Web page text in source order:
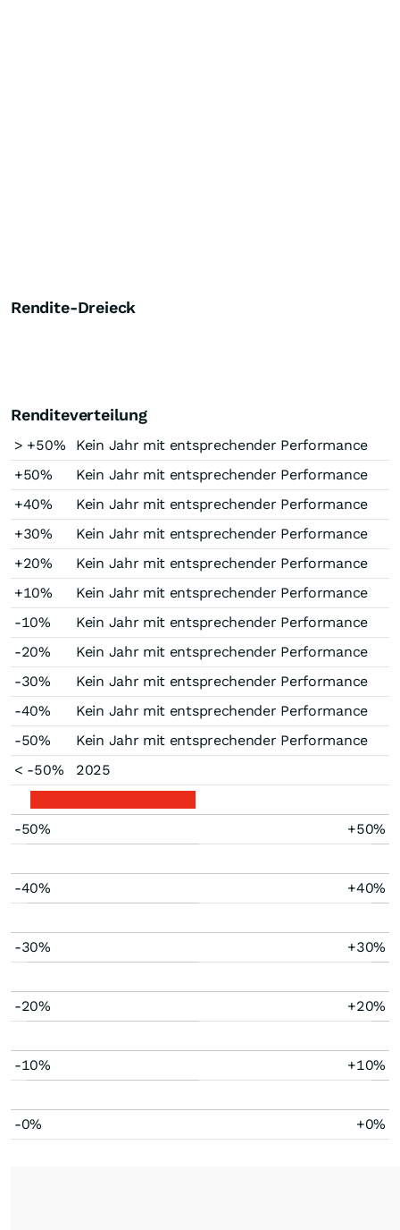
Rendite-Dreieck
Renditeverteilung
> +50%
Kein Jahr mit entsprechender Performance
+50%
Kein Jahr mit entsprechender Performance
+40%
Kein Jahr mit entsprechender Performance
+30%
Kein Jahr mit entsprechender Performance
+20%
Kein Jahr mit entsprechender Performance
+10%
Kein Jahr mit entsprechender Performance
-10%
Kein Jahr mit entsprechender Performance
-20%
Kein Jahr mit entsprechender Performance
-30%
Kein Jahr mit entsprechender Performance
-40%
Kein Jahr mit entsprechender Performance
-50%
Kein Jahr mit entsprechender Performance
< -50%
2025
-50% +50%
-40% +40%
-30% +30%
-20% +20%
-10% +10%
-0% +0%